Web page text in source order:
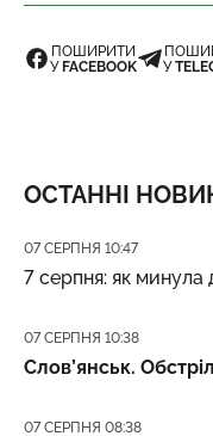
ПОШИРИТИ
У FACEBOOK
У
ОСТАННІ
Дата публікації
07 СЕРПНЯ 10:47
7 серпня: як минула
Дата публікації
07 СЕРПНЯ 10:38
Слов’янськ.
Дата публікації
07 СЕРПНЯ 08:38